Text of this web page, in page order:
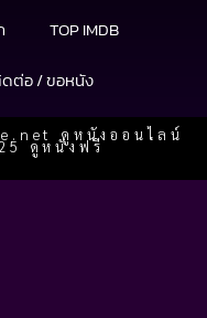
TOP IMDB
ต่อ / ขอหนัง
ดูหนังออนไลน์
ดูหนังฟรี